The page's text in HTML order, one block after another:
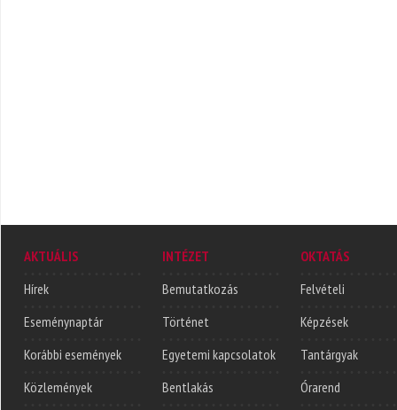
AKTUÁLIS
Hírek
Eseménynaptár
Korábbi események
Közlemények
INTÉZET
Bemutatkozás
Történet
Egyetemi kapcsolatok
Bentlakás
OKTATÁS
Felvételi
Képzések
Tantárgyak
Órarend